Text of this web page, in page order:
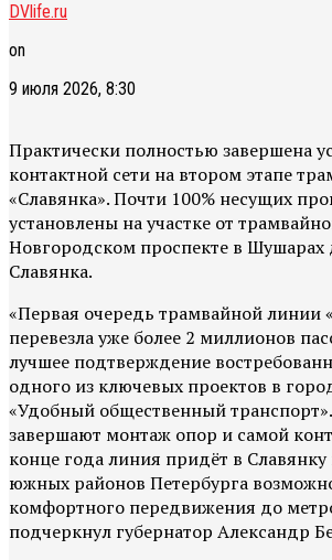
DVlife.ru
on
9 июля 2026, 8:30
Практически полностью завершена
контактной сети на втором этапе
«Славянка». Почти 100% несущих
установлены на участке от
Новгородском проспекте в
Славянка.
«Первая очередь трамвайной линии
перевезла уже более 2 миллионов
лучшее подтверждение
одного из ключевых проектов в
«Удобный общественный
завершают монтаж опор и самой
конце года линия придёт в
южных районов Петербурга
комфортного передвижения до
подчеркнул губернатор Александр